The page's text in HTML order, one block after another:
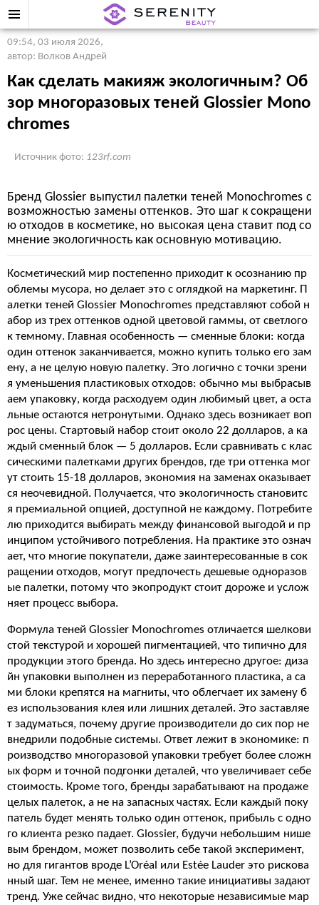
09:54, 03 июля 2026,
автор: Волков Андрей
Как сделать макияж экологичным? Об
зор многоразовых теней Glossier Mono
chromes
Источник фото: 123rf.com
Бренд Glossier выпустил палетки теней Monochromes с
возможностью замены оттенков. Это шаг к сокращени
ю отходов в косметике, но высокая цена ставит под со
мнение экологичность как основную мотивацию.
Косметический мир постепенно приходит к осознанию пр
облемы мусора, но делает это с оглядкой на маркетинг. П
алетки теней Glossier Monochromes представляют собой н
абор из трех оттенков одной цветовой гаммы, от светлого
к темному. Главная особенность — сменные блоки: когда
один оттенок заканчивается, можно купить только его зам
ену, а не целую новую палетку. Это логично с точки зрени
я уменьшения пластиковых отходов: обычно мы выбрасыв
аем упаковку, когда расходуем один любимый цвет, а оста
льные остаются нетронутыми. Однако здесь возникает воп
рос цены. Стартовый набор стоит около 22 долларов, а ка
ждый сменный блок — 5 долларов. Если сравнивать с клас
сическими палетками других брендов, где три оттенка мог
ут стоить 15-18 долларов, экономия на заменах оказывает
ся неочевидной. Получается, что экологичность становитс
я премиальной опцией, доступной не каждому. Потребите
лю приходится выбирать между финансовой выгодой и пр
инципом устойчивого потребления. На практике это означ
ает, что многие покупатели, даже заинтересованные в сок
ращении отходов, могут предпочесть дешевые одноразов
ые палетки, потому что экопродукт стоит дороже и услож
няет процесс выбора.
Формула теней Glossier Monochromes отличается шелкови
стой текстурой и хорошей пигментацией, что типично для
продукции этого бренда. Но здесь интересно другое: диза
йн упаковки выполнен из переработанного пластика, а са
ми блоки крепятся на магниты, что облегчает их замену б
ез использования клея или лишних деталей. Это заставляе
т задуматься, почему другие производители до сих пор не
внедрили подобные системы. Ответ лежит в экономике: п
роизводство многоразовой упаковки требует более сложн
ых форм и точной подгонки деталей, что увеличивает себе
стоимость. Кроме того, бренды зарабатывают на продаже
целых палеток, а не на запасных частях. Если каждый поку
патель будет менять только один оттенок, прибыль с одно
го клиента резко падает. Glossier, будучи небольшим нише
вым брендом, может позволить себе такой эксперимент,
но для гигантов вроде L’Oréal или Estée Lauder это рискова
нный шаг. Тем не менее, именно такие инициативы задают
тренд. Уже сейчас видно, что некоторые независимые мар